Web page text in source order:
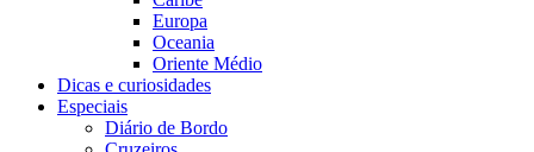
Europa
Oceania
Oriente Médio
Dicas e curiosidades
Especiais
Diário de Bordo